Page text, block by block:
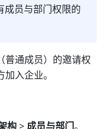
成员与部门权限的
普通成员）的邀请权
入企业。